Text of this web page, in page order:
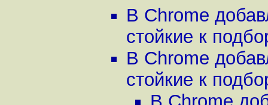
В Chrome
стойкие к
В Chrome
стойкие к